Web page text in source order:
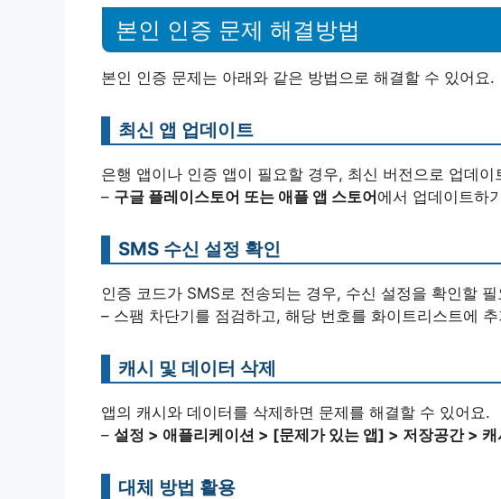
본인 인증 문제 해결방법
본인 인증 문제는 아래와 같은 방법으로 해결할 수 있어요.
최신 앱 업데이트
은행 앱이나 인증 앱이 필요할 경우, 최신 버전으로 업데이
– 구글 플레이스토어 또는 애플 앱 스토어에서 업데이트하
SMS 수신 설정 확인
인증 코드가 SMS로 전송되는 경우, 수신 설정을 확인할
– 스팸 차단기를 점검하고, 해당 번호를 화이트리스트에
캐시 및 데이터 삭제
앱의 캐시와 데이터를 삭제하면 문제를 해결할 수 있어요.
– 설정 > 애플리케이션 > [문제가 있는 앱] > 저장공간 > 캐
대체 방법 활용